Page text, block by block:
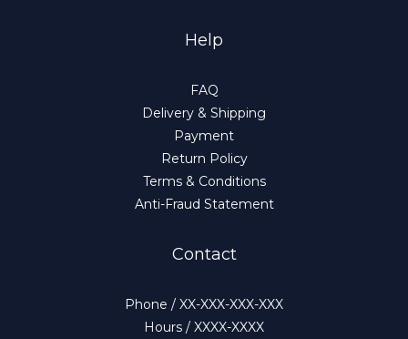
Help
FAQ
Delivery & Shipping
Payment
Return Policy
Terms & Conditions
Anti-Fraud Statement
Contact
Phone / XX-XXX-XXX-XXX
Hours / XXXX-XXXX